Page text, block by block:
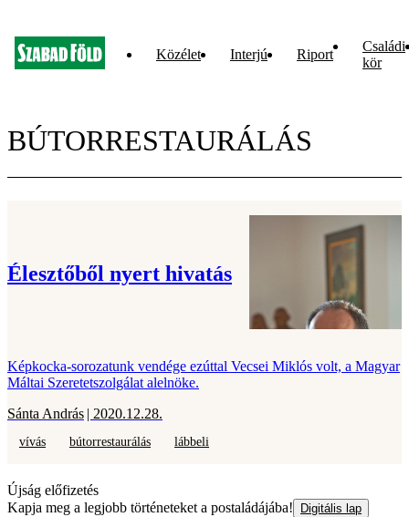
Közélet Interjú Riport
Családi
kör
BÚTORRESTAURÁLÁS
Élesztőből nyert hivatás
Képkocka-sorozatunk vendége ezúttal Vecsei Miklós volt, a Magyar
Máltai Szeretetszolgálat alelnöke.
Sánta András | 2020.12.28.
vívás bútorrestaurálás lábbeli
Újság előfizetés
Kapja meg a legjobb történeteket a postaládájába!
Digitális lap